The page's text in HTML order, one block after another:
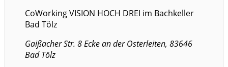
CoWorking VISION HOCH DREI im Bachkeller
Bad Tölz
Gaißacher Str. 8 Ecke an der Osterleiten, 83646
Bad Tölz